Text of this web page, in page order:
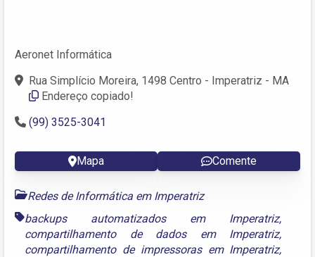
Aeronet Informática
Rua Simplício Moreira, 1498 Centro - Imperatriz - MA
Endereço copiado!
(99) 3525-3041
Mapa Comente
Redes de Informática em Imperatriz
backups automatizados em Imperatriz,
compartilhamento de dados em Imperatriz,
compartilhamento de impressoras em Imperatriz,